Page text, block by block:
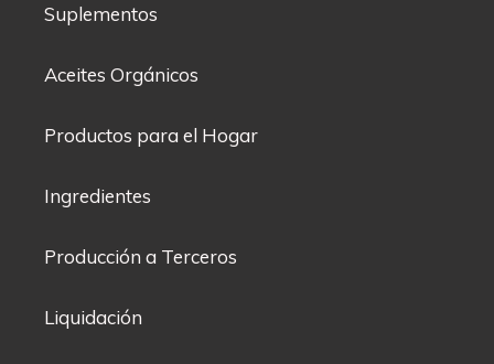
Suplementos
Aceites Orgánicos
Productos para el Hogar
Ingredientes
Producción a Terceros
Liquidación